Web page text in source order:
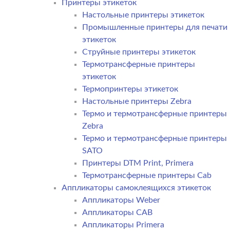
Принтеры этикеток
Настольные принтеры этикеток
Промышленные принтеры для печати
этикеток
Струйные принтеры этикеток
Термотрансферные принтеры
этикеток
Термопринтеры этикеток
Настольные принтеры Zebra
Термо и термотрансферные принтеры
Zebra
Термо и термотрансферные принтеры
SATO
Принтеры DTM Print, Primera
Термотрансферные принтеры Cab
Аппликаторы самоклеящихся этикеток
Аппликаторы Weber
Аппликаторы CAB
Аппликаторы Primera